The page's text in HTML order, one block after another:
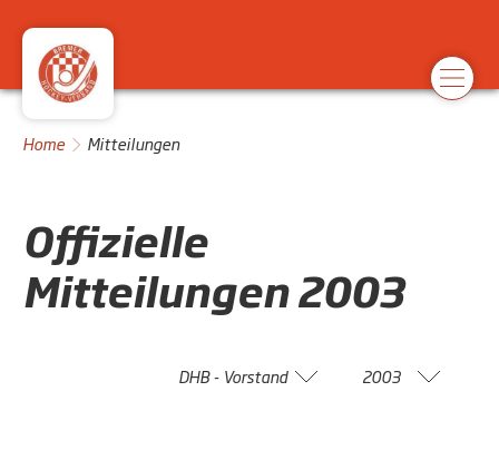
Home Mitteilungen
Offizielle
Mitteilungen2003
DHB - Vorstand 2003